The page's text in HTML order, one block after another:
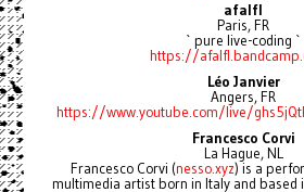
afalfl
Paris, FR
` pure live-coding `
https://
Léo Janvier
Angers, FR
https://www.youtube.com/live/
Francesco Corvi
La Hague, NL
Francesco Corvi (nesso.xyz) is a
multimedia artist born in Italy and based